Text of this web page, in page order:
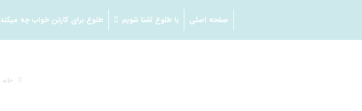
صفحه اصلی با طلوع آشنا شویم طلوع برای کارتن خواب چه میکند
خانه